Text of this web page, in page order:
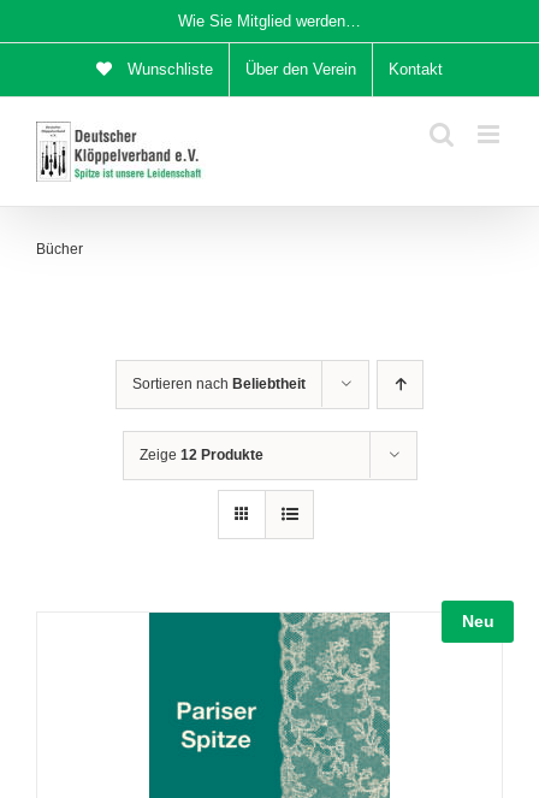
Inhalt
Wie Sie Mitglied werden…
Wunschliste Über den Verein Kontakt
Bücher
Sortieren nach Beliebtheit
Zeige 12 Produkte
Neu